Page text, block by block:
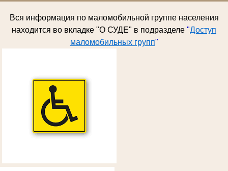
Вся информация по маломобильной группе населения
находится во вкладке "О СУДЕ" в подразделе "Доступ
маломобильных групп"